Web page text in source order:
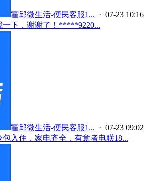
霍邱微生活-便民客服1... · 07-23 10:16
一下，谢谢了！*****9220...
霍邱微生活-便民客服1... · 07-23 09:02
入住，家电齐全，有意者电联18...